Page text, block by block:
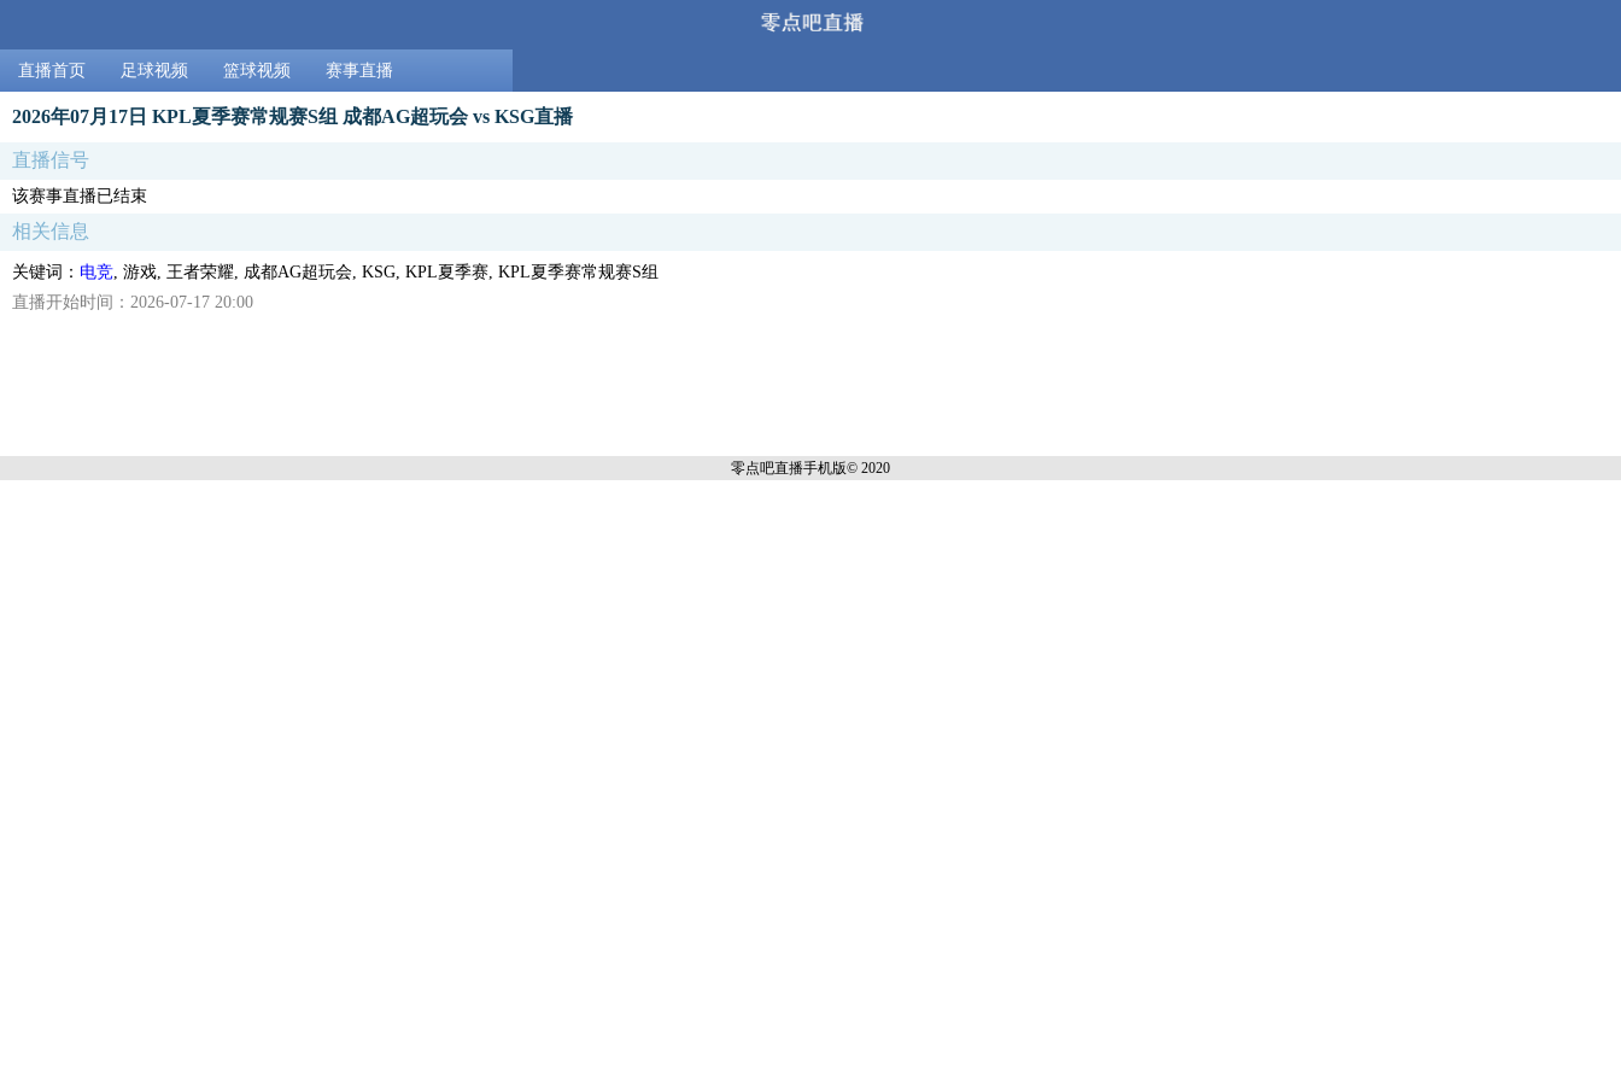
直播首页 足球视频 篮球视频 赛事直播
2026年07月17日 KPL夏季赛常规赛S组 成都AG超玩会 vs KSG直播
直播信号
该赛事直播已结束
相关信息
关键词： 电竞 , 游戏, 王者荣耀, 成都AG超玩会, KSG, KPL夏季赛, KPL夏季赛常规赛S组
直播开始时间：2026-07-17 20:00
零点吧直播手机版© 2020